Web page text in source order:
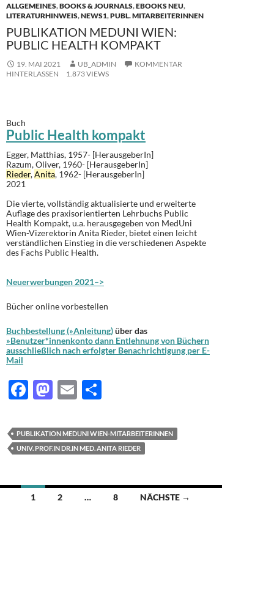
ALLGEMEINES,BOOKS & JOURNALS,EBOOKS NEU,
LITERATURHINWEIS,NEWS1,PUBL. MITARBEITERINNEN
PUBLIKATION MEDUNI WIEN:
PUBLIC HEALTH KOMPAKT
19. MAI 2021 UB_ADMIN
KOMMENTAR
HINTERLASSEN
1.873 VIEWS
Buch
Public Health kompakt
Egger, Matthias, 1957- [HerausgeberIn]
Razum, Oliver, 1960- [HerausgeberIn]
Rieder,Anita, 1962- [HerausgeberIn]
2021
Die vierte, vollständig aktualisierte und erweiterte
Auflage des praxisorientierten Lehrbuchs Public
Health Kompakt, u.a. herausgegeben von MedUni
Wien-Vizerektorin Anita Rieder, bietet einen leicht
verständlichen Einstieg in die verschiedenen Aspekte
des Fachs Public Health.
Neuerwerbungen 2021–>
Bücher online vorbestellen
Buchbestellung (»Anleitung)über das
»Benutzer*innenkonto dann Entlehnung von Büchern
ausschließlich nach erfolgter Benachrichtigung per E-
Mail
F
e
b
o
k
M
to
d
n
E
ail le
n
PUBLIKATION MEDUNI WIEN-MITARBEITERINNEN
UNIV. PROF.IN DR.IN MED. ANITA RIEDER
Beitragsnavigation
1 2 … 8 NÄCHSTE →